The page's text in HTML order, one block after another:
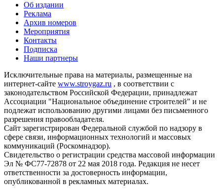
Об издании
Реклама
Архив номеров
Мероприятия
Контакты
Подписка
Наши партнеры
Исключительные права на материалы, размещенные на
интернет-сайте www.stroygaz.ru , в соответствии с
законодательством Российской Федерации, принадлежат
Ассоциации "Национальное объединение строителей" и не
подлежат использованию другими лицами без письменного
разрешения правообладателя.
Сайт зарегистрирован Федеральной службой по надзору в
сфере связи, информационных технологий и массовых
коммуникаций (Роскомнадзор).
Свидетельство о регистрации средства массовой информации
Эл № ФС77-72878 от 22 мая 2018 года. Редакция не несет
ответственности за достоверность информации,
опубликованной в рекламных материалах.